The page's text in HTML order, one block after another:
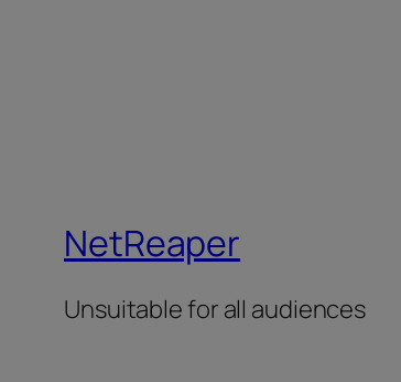
NetReaper
Unsuitable for all audiences